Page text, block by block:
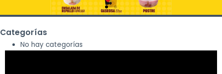
Categorías
No hay categorías